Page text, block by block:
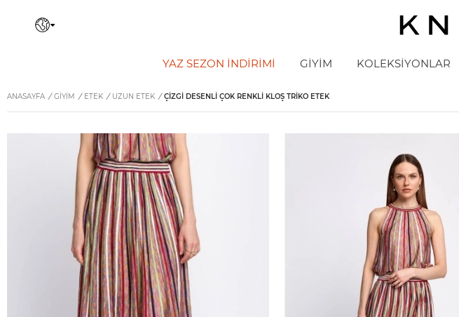
YAZ SEZON İNDIRIMI GİYİM KOLEKSİYONLAR
ANASAYFA / GİYİM / ETEK / UZUN ETEK / ÇIZGI DESENLI ÇOK RENKLI KLOŞ TRIKO ETEK